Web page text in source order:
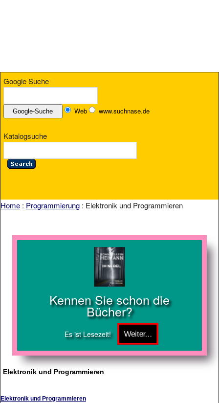
Google Suche
Web www.suchnase.de
Katalogsuche
Home : Programmierung : Elektronik und Programmieren
Kennen Sie schon die
Bücher?
Es ist Lesezeit!
Elektronik und Programmieren
Elektronik und Programmieren